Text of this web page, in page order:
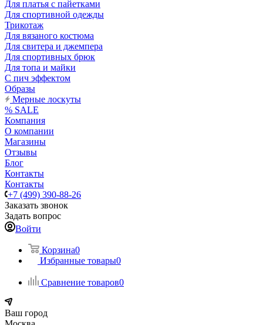
Для платья с пайетками
Для спортивной одежды
Трикотаж
Для вязаного костюма
Для свитера и джемпера
Для спортивных брюк
Для топа и майки
С пич эффектом
Образы
Мерные лоскуты
% SALE
Компания
О компании
Магазины
Отзывы
Блог
Контакты
Контакты
+7 (499) 390-88-26
Заказать звонок
Задать вопрос
Войти
Корзина0
Избранные товары0
Сравнение товаров0
Ваш город